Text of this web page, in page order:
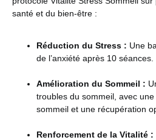
santé et du bien-être :
Réduction du Stress : Une
de l’anxiété après 10 séances​​.
Amélioration du Sommeil :
troubles du sommeil, avec
sommeil et une récupération
Renforcement de la Vitalité :